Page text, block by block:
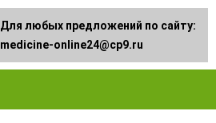
Для любых предложений по сайту:
medicine-online24@cp9.ru